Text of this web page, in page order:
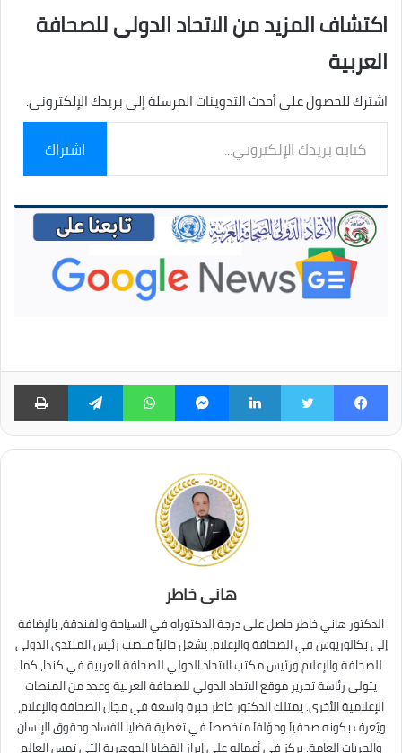
اكتشاف المزيد من الاتحاد الدولى للصحافة
العربية
اشترك للحصول على أحدث التدوينات المرسلة إلى بريدك الإلكتروني.
بريدك
الإلكتروني...
اشتراك
فيسبوك لينكدإن ماسنجر واتساب تيلقرام
هانى خاطر
الدكتور هاني خاطر حاصل على درجة الدكتوراه في السياحة والفندقة، بالإضافة
إلى بكالوريوس في الصحافة والإعلام. يشغل حالياً منصب رئيس المنتدى الدولى
للصحافة والإعلام ورئيس مكتب الاتحاد الدولي للصحافة العربية في كندا، كما
يتولى رئاسة تحرير موقع الاتحاد الدولي للصحافة العربية وعدد من المنصات
الإعلامية الأخرى. يمتلك الدكتور خاطر خبرة واسعة في مجال الصحافة والإعلام،
ويُعرف بكونه صحفياً ومؤلفاً متخصصاً في تغطية قضايا الفساد وحقوق الإنسان
والحريات العامة. يركز في أعماله على إبراز القضايا الجوهرية التي تمس العالم